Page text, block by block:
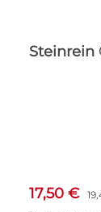
Steinrein
17,50 €